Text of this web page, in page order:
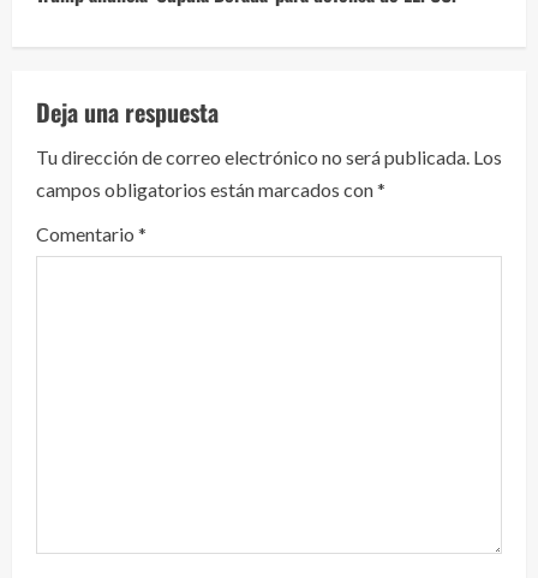
u
l
e
y
e
Deja una respuesta
Tu dirección de correo electrónico no será publicada. Los
campos obligatorios están marcados con*
Comentario *